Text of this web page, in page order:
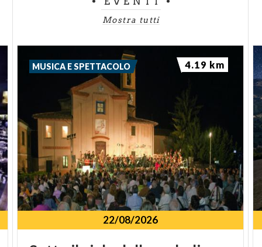
Mostra tutti
22/08/2026
MUSICA E SPETTACOLO 4.19 km